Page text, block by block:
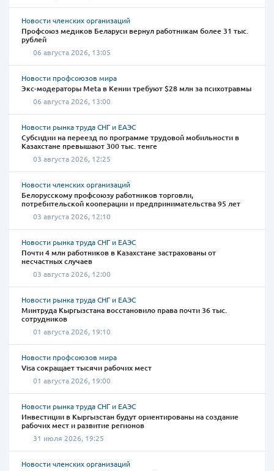
Новости членских организаций
Профсоюз медиков Беларуси вернул работникам более 31 тыс.
рублей
06 августа 2026, 13:05
Новости профсоюзов мира
Экс-модераторы Meta в Кении требуют $28 млн за психотравмы
06 августа 2026, 13:00
Новости рынка труда СНГ и ЕАЭС
Субсидии на переезд по программе трудовой мобильности в
Казахстане превышают 300 тыс. тенге
03 августа 2026, 12:25
Новости членских организаций
Белорусскому профсоюзу работников торговли,
потребительской кооперации и предпринимательства 95 лет
03 августа 2026, 12:10
Новости рынка труда СНГ и ЕАЭС
Почти 4 млн работников в Казахстане застрахованы от
несчастных случаев
03 августа 2026, 12:00
Новости рынка труда СНГ и ЕАЭС
Минтруда Кыргызстана восстановило права почти 36 тыс.
сотрудников
01 августа 2026, 19:10
Новости профсоюзов мира
Visa сокращает тысячи рабочих мест
01 августа 2026, 19:00
Новости рынка труда СНГ и ЕАЭС
Инвестиции в Кыргызстан будут ориентированы на создание
рабочих мест и развитие регионов
31 июля 2026, 19:25
Новости членских организаций